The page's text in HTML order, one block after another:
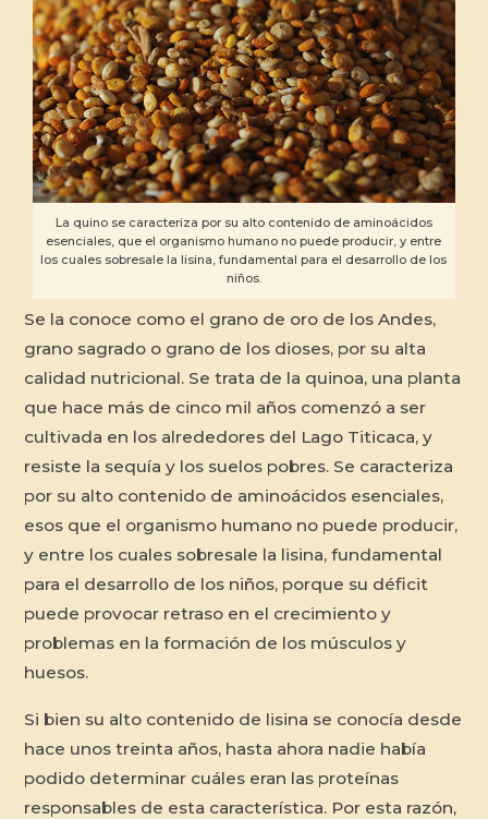
La quino se caracteriza por su alto contenido de aminoácidos
esenciales, que el organismo humano no puede producir, y entre
los cuales sobresale la lisina, fundamental para el desarrollo de los
niños.
Se la conoce como el grano de oro de los Andes,
grano sagrado o grano de los dioses, por su alta
calidad nutricional. Se trata de la quinoa, una planta
que hace más de cinco mil años comenzó a ser
cultivada en los alrededores del Lago Titicaca, y
resiste la sequía y los suelos pobres. Se caracteriza
por su alto contenido de aminoácidos esenciales,
esos que el organismo humano no puede producir,
y entre los cuales sobresale la lisina, fundamental
para el desarrollo de los niños, porque su déficit
puede provocar retraso en el crecimiento y
problemas en la formación de los músculos y
huesos.
Si bien su alto contenido de lisina se conocía desde
hace unos treinta años, hasta ahora nadie había
podido determinar cuáles eran las proteínas
responsables de esta característica. Por esta razón,